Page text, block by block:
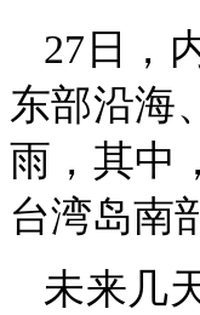
27日，
东部沿海
雨，其中
台湾岛南
未来几